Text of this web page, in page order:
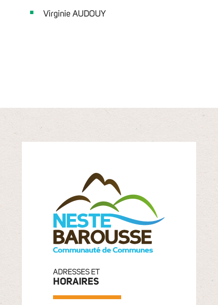
Virginie AUDOUY
ADRESSES ET
HORAIRES